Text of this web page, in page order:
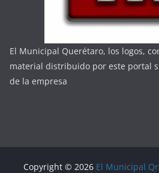
El Municipal Querétaro, los logos,
material distribuido por este portal
de la empresa
Copyright © 2026 El Municipal